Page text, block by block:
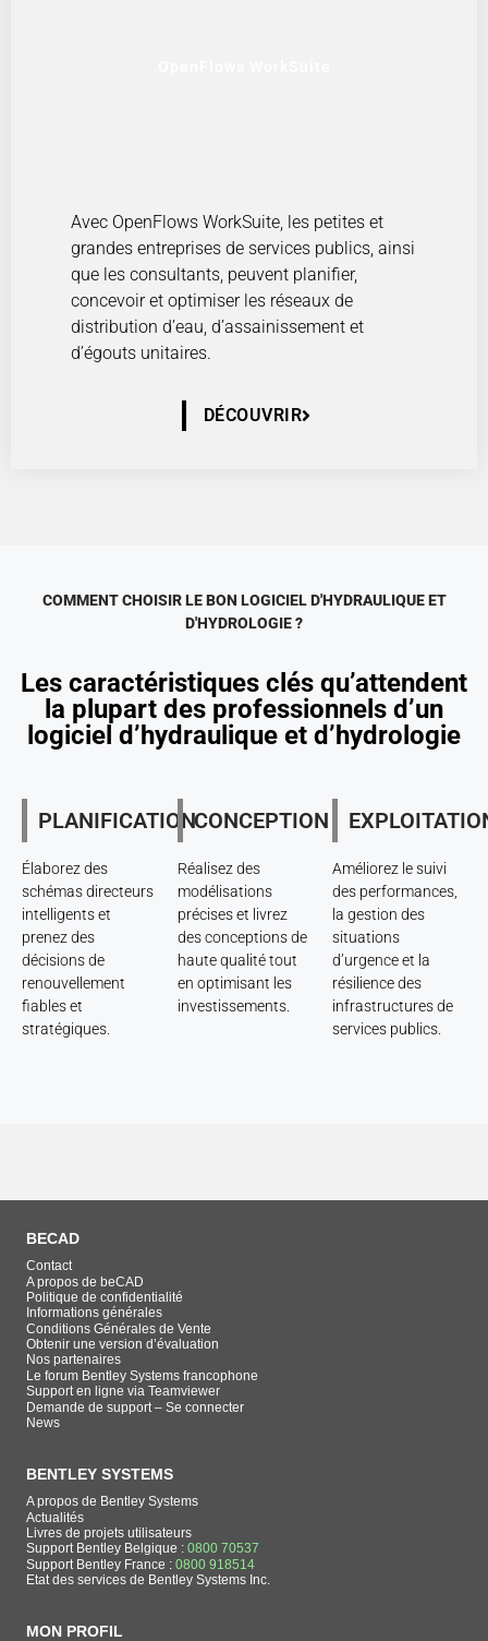
Avec OpenFlows WorkSuite, les petites et
grandes entreprises de services publics, ainsi
que les consultants, peuvent planifier,
concevoir et optimiser les réseaux de
distribution d’eau, d’assainissement et
d’égouts unitaires.
DÉCOUVRIR
COMMENT CHOISIR LE BON LOGICIEL D'HYDRAULIQUE ET
D'HYDROLOGIE ?
Les caractéristiques clés qu’attendent
la plupart des professionnels d’un
logiciel d’hydraulique et d’hydrologie
PLANIFICATION
Élaborez des
schémas directeurs
intelligents et
prenez des
décisions de
renouvellement
fiables et
stratégiques.
CONCEPTION
Réalisez des
modélisations
précises et livrez
des conceptions de
haute qualité tout
en optimisant les
investissements.
Améliorez le suivi
des performances,
la gestion des
situations
d’urgence et la
résilience des
infrastructures de
services publics.
BECAD
Contact
A propos de beCAD
Politique de confidentialité
Informations générales
Conditions Générales de Vente
Obtenir une version d’évaluation
Nos partenaires
Le forum Bentley Systems francophone
Support en ligne via Teamviewer
Demande de support – Se connecter
News
BENTLEY SYSTEMS
A propos de Bentley Systems
Actualités
Livres de projets utilisateurs
Support Bentley Belgique : 0800 70537
Support Bentley France : 0800 918514
Etat des services de Bentley Systems Inc.
MON PROFIL